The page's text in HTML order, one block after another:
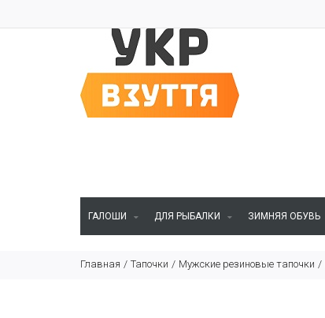
ГАЛОШИ ДЛЯ РЫБАЛКИ ЗИМНЯЯ ОБУВЬ
Главная Тапочки Мужские резиновые тапочки